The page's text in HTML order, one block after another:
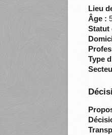
Lieu
Âge :
Statut
Type